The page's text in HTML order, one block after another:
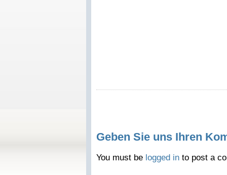
Geben Sie uns Ihren
You must be logged in to post a